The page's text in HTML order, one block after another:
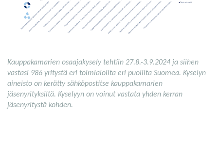
Kauppakamarien osaajakysely tehtiin 27.8.-3.9.2024 ja siihen
vastasi 986 yritystä eri toimialoilta eri puolilta Suomea. Kyselyn
aineisto on kerätty sähköpostitse kauppakamarien
jäsenyrityksiltä. Kyselyyn on voinut vastata yhden kerran
jäsenyritystä kohden.